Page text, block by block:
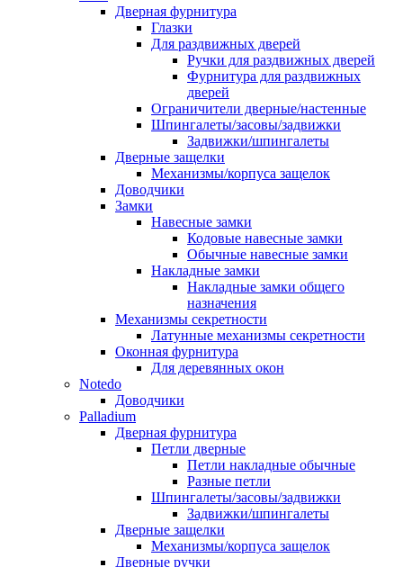
Дверная фурнитура
Глазки
Для раздвижных дверей
Ручки для раздвижных дверей
Фурнитура для раздвижных
дверей
Ограничители дверные/настенные
Шпингалеты/засовы/задвижки
Задвижки/шпингалеты
Дверные защелки
Механизмы/корпуса защелок
Доводчики
Замки
Навесные замки
Кодовые навесные замки
Обычные навесные замки
Накладные замки
Накладные замки общего
назначения
Механизмы секретности
Латунные механизмы секретности
Оконная фурнитура
Для деревянных окон
Notedo
Доводчики
Palladium
Дверная фурнитура
Петли дверные
Петли накладные обычные
Разные петли
Шпингалеты/засовы/задвижки
Задвижки/шпингалеты
Дверные защелки
Механизмы/корпуса защелок
Дверные ручки